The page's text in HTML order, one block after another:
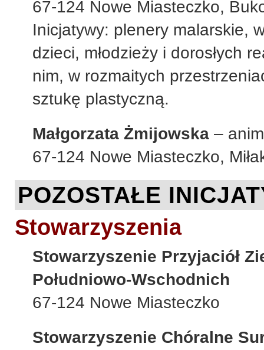
67-124 Nowe Miasteczko,
Inicjatywy: plenery malarskie,
dzieci, młodzieży i dorosłych
nim, w rozmaitych
sztukę plastyczną.
Małgorzata Żmijowska –
67-124 Nowe Miasteczko,
POZOSTAŁE
Stowarzyszenia
Stowarzyszenie Przyjaciół
Południowo-Wschodnich
67-124 Nowe Miasteczko
Stowarzyszenie Chóralne